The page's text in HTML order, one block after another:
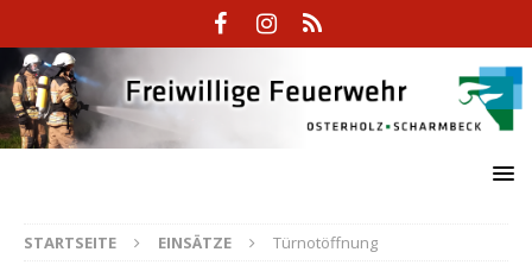
STARTSEITE EINSÄTZE Türnotöffnung